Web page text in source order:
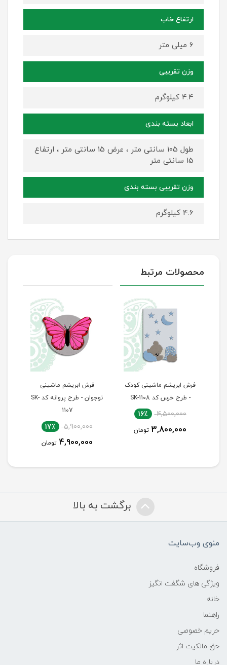
ارتفاع خاب
6 میلی متر
وزن تقریبی
4.4 کیلوگرم
ابعاد بسته بندی
طول 105 سانتی متر ، عرض 15 سانتی متر ، ارتفاع
15 سانتی متر
وزن تقریبی بسته بندی
4.6 کیلوگرم
محصولات مرتبط
فرش ابریشم ماشینی کودک
- طرح خرس کد SK-1108
4,500,000 16٪
3,800,000 تومان
فرش ابریشم ماشینی
نوجوان - طرح پروانه کد SK-
1107
5,900,000 17٪
4,900,000 تومان
برگشت به بالا
منوی وب‌سایت
فروشگاه
ویژگی های شگفت انگیز
خانه
راهنما
حریم خصوصی
حق مالکیت اثر
درباره ما